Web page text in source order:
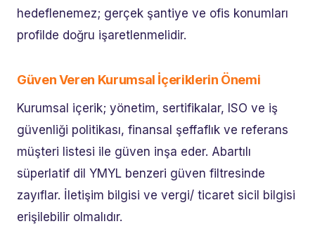
hedeflenemez; gerçek şantiye ve ofis konumları
profilde doğru işaretlenmelidir.
Güven Veren Kurumsal İçeriklerin Önemi
Kurumsal içerik; yönetim, sertifikalar, ISO ve iş
güvenliği politikası, finansal şeffaflık ve referans
müşteri listesi ile güven inşa eder. Abartılı
süperlatif dil YMYL benzeri güven filtresinde
zayıflar. İletişim bilgisi ve vergi/ ticaret sicil bilgisi
erişilebilir olmalıdır.